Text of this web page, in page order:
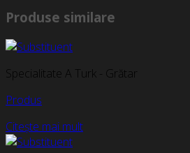
Produse similare
Specialitate A Turk - Grătar
Produs
Citește mai mult